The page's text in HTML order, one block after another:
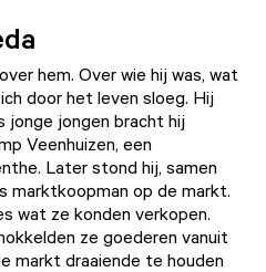
hem. Over wie hij was, wat
door het leven sloeg. Hij
jonge jongen bracht hij
Veenhuizen, een
Later stond hij, samen
marktkoopman op de markt.
wat ze konden verkopen.
ze goederen vanuit
markt draaiende te houden